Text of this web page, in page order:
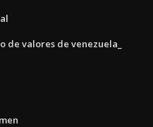
de valores de venezuela_